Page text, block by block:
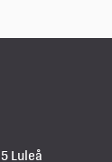
Luleå